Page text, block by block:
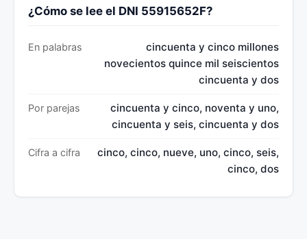
¿Cómo se lee el DNI 55915652F?
En palabras
cincuenta y cinco millones
novecientos quince mil seiscientos
cincuenta y dos
Por parejas
cincuenta y cinco, noventa y uno,
cincuenta y seis, cincuenta y dos
Cifra a cifra
cinco, cinco, nueve, uno, cinco, seis,
cinco, dos